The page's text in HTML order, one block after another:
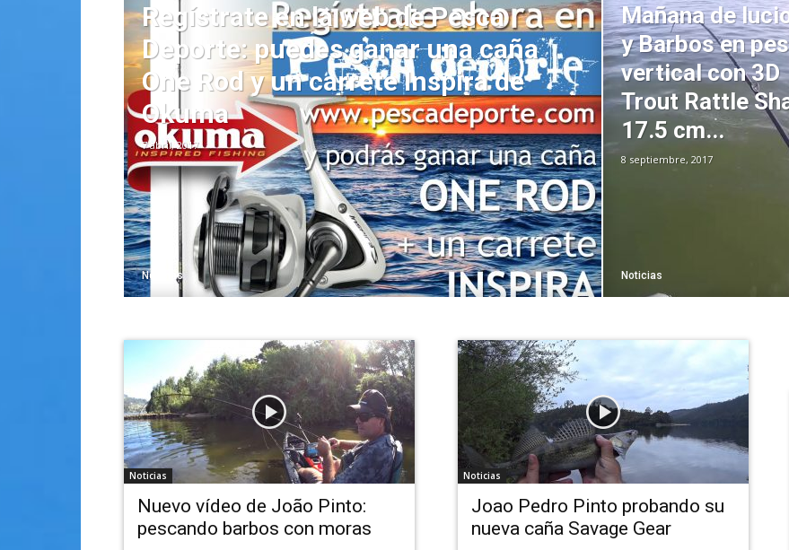
Noticias
Regístrate en la web de Pesca
Deporte: puedes ganar una caña
One Rod y un carrete Inspira de
Okuma
7 abril, 2017
Noticias
Mañana de
y Barbos en
vertical con 3D
Trout Rattle
17.5 cm...
8 septiembre, 2017
Noticias
Nuevo vídeo de João Pinto:
pescando barbos con moras
Noticias
Joao Pedro Pinto probando su
nueva caña Savage Gear